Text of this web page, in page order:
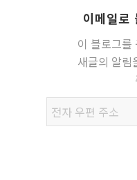
이메일로
이 블로그를
새글의 알림